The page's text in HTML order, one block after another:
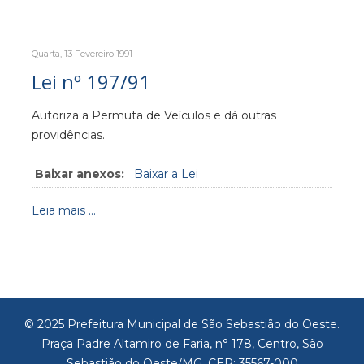
Quarta, 13 Fevereiro 1991
Lei nº 197/91
Autoriza a Permuta de Veículos e dá outras
providências.
Baixar anexos: Baixar a Lei
Leia mais ...
© 2025 Prefeitura Municipal de São Sebastião do Oeste.
Praça Padre Altamiro de Faria, n° 178, Centro, São